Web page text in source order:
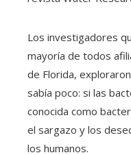
Los investigadores
mayoría de todos
de Florida,
sabía poco: si las
conocida como
el sargazo y los
los humanos.